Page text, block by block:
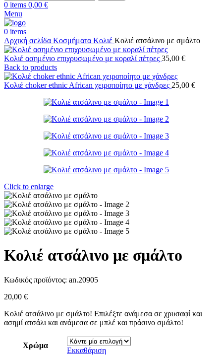
0 items 0,00 €
Menu
0 items
Αρχική σελίδα Κοσμήματα Κολιέ Κολιέ ατσάλινο με σμάλτο
Κολιέ ασημένιο επιχρυσωμένο με κοραλί πέτρες 35,00 €
Back to products
Κολιέ choker ethnic African χειροποίητο με χάνδρες 25,00 €
Click to enlarge
Κολιέ ατσάλινο με σμάλτο
Κωδικός προϊόντος: an.20905
20,00 €
Κολιέ ατσάλινο με σμάλτο! Επιλέξτε ανάμεσα σε χρυσαφί και
ασημί ατσάλι και ανάμεσα σε μπλέ και πράσινο σμάλτο!
Χρώμα
Εκκαθάριση